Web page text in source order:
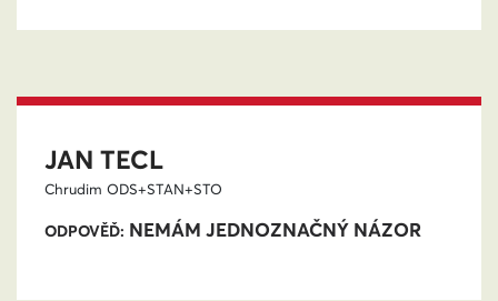
JAN TECL
Chrudim ODS+STAN+STO
ODPOVĚĎ: NEMÁM JEDNOZNAČNÝ NÁZOR